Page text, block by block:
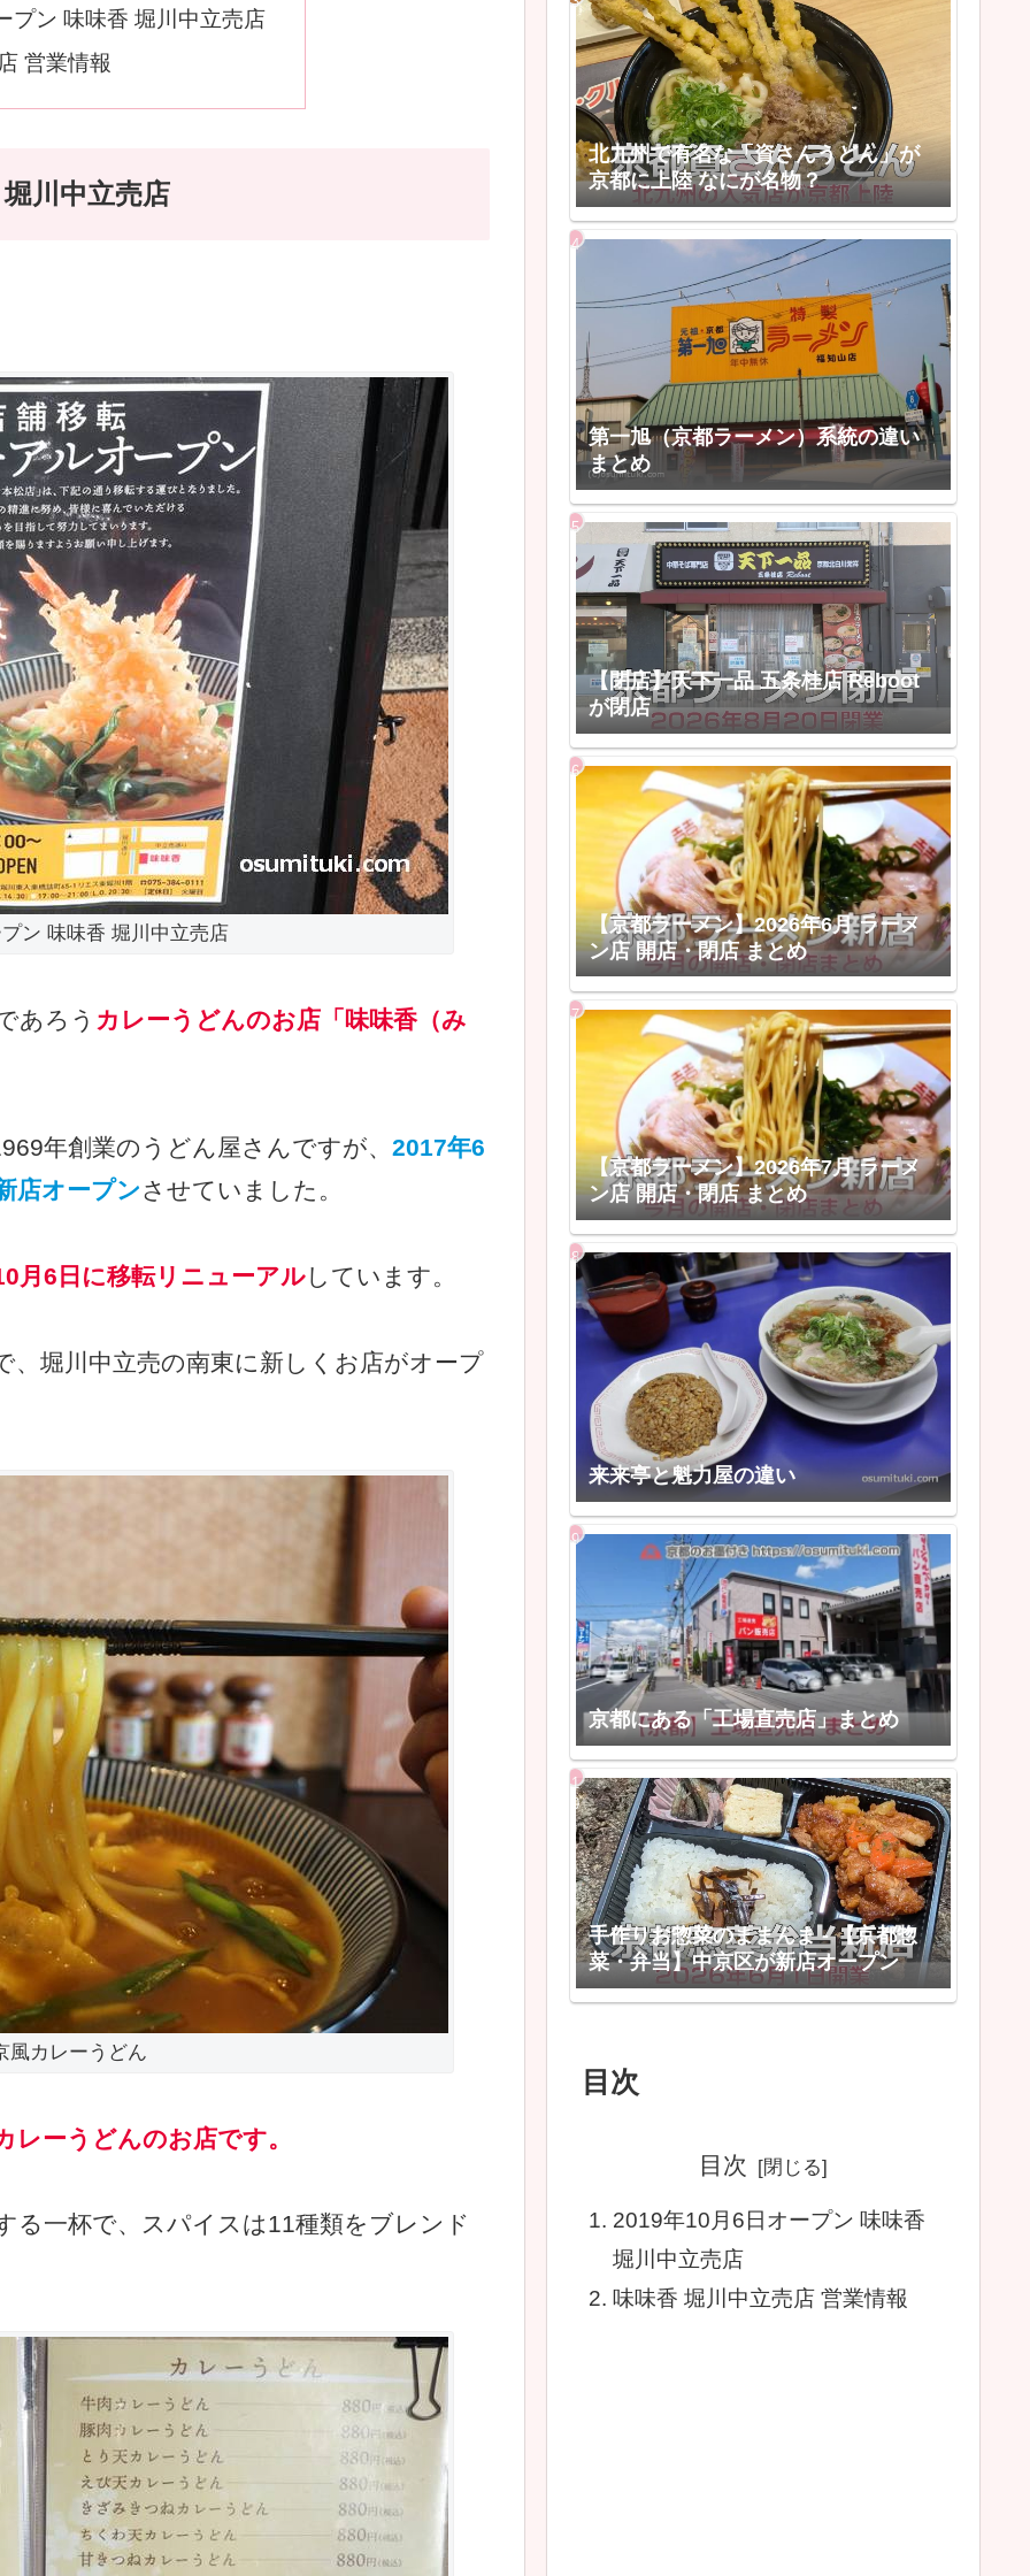
プン 味味香 堀川中立売店
営業情報
川中立売店
ン 味味香 堀川中立売店
あろう カレーうどんのお店「味味香（み
年創業のうどん屋さんですが、 2017年6
店オープンさせていました。
月6日に移転リニューアルしています。
、堀川中立売の南東に新しくお店がオープ
風カレーうどん
ーうどんのお店です。
る一杯で、スパイスは11種類をブレンド
北九州で有名な「資さんうどん」が
京都に上陸 なにが名物？
第一旭（京都ラーメン）系統の違い
まとめ
【閉店】天下一品 五条桂店 Reboot
が閉店
【京都ラーメン】2026年6月 ラーメ
ン店 開店・閉店 まとめ
【京都ラーメン】2026年7月 ラーメ
ン店 開店・閉店 まとめ
来来亭と魁力屋の違い
京都にある「工場直売店」まとめ
手作りお惣菜のままんま - 【京都惣
菜・弁当】中京区が新店オープン
目次
目次
2019年10月6日オープン 味味香
堀川中立売店
味味香 堀川中立売店 営業情報